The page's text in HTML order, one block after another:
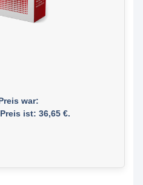
war:
ist: 36,65 €.